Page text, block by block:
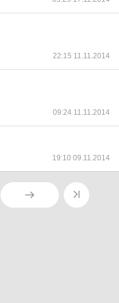
22:15 11.11.2014
09:24 11.11.2014
19:10 09.11.2014